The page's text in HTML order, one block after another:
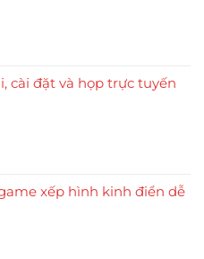
cài đặt và họp trực tuyến
xếp hình kinh điển dễ